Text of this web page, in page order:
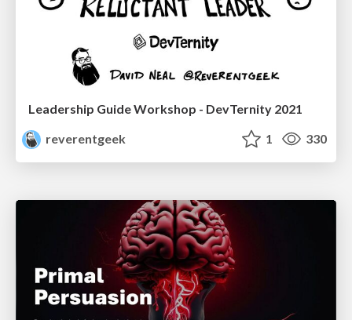
Leadership Guide Workshop - DevTernity 2021
reverentgeek
1 330